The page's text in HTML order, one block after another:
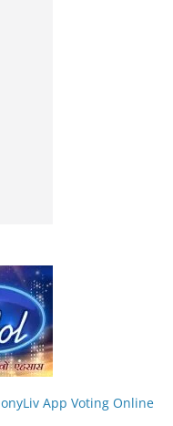
App Voting Online